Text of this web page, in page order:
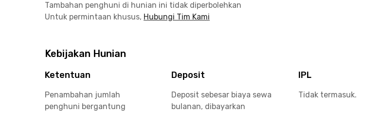
Tambahan penghuni di hunian ini tidak diperbolehkan
Untuk permintaan khusus, Hubungi Tim Kami
Kebijakan Hunian
Ketentuan
Penambahan jumlah
penghuni bergantung
Deposit
Deposit sebesar biaya sewa
bulanan, dibayarkan
IPL
Tidak termasuk.